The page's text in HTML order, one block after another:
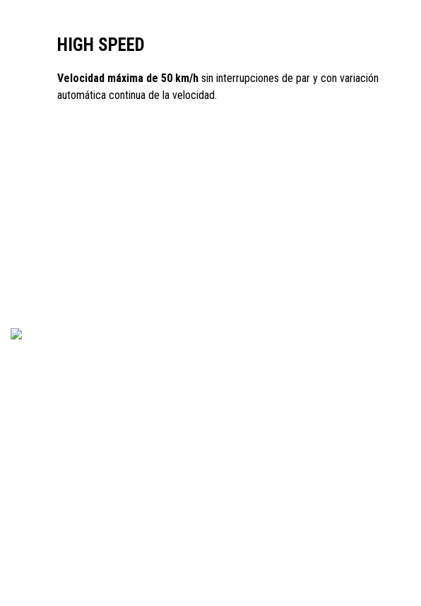
HIGH SPEED
Velocidad máxima de 50 km/hsin interrupciones de par y con variación
automática continua de la velocidad.